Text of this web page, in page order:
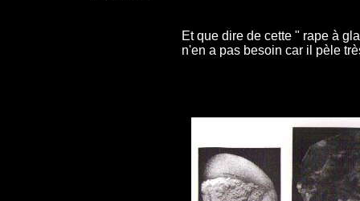
Et que dire de cette " rape à
n'en a pas besoin car il pèle